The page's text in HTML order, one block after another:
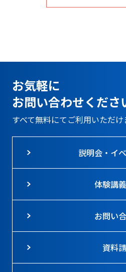
お気軽に
お問い合わせくださ
すべて無料にてご利用いただけ
説明会・イ
体験講
お問い
資料